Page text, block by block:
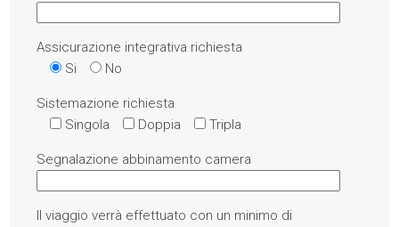
Assicurazione integrativa richiesta
Si
No
Sistemazione richiesta
Singola
Doppia Tripla
Segnalazione abbinamento camera
Il viaggio verrà effettuato con un minimo di